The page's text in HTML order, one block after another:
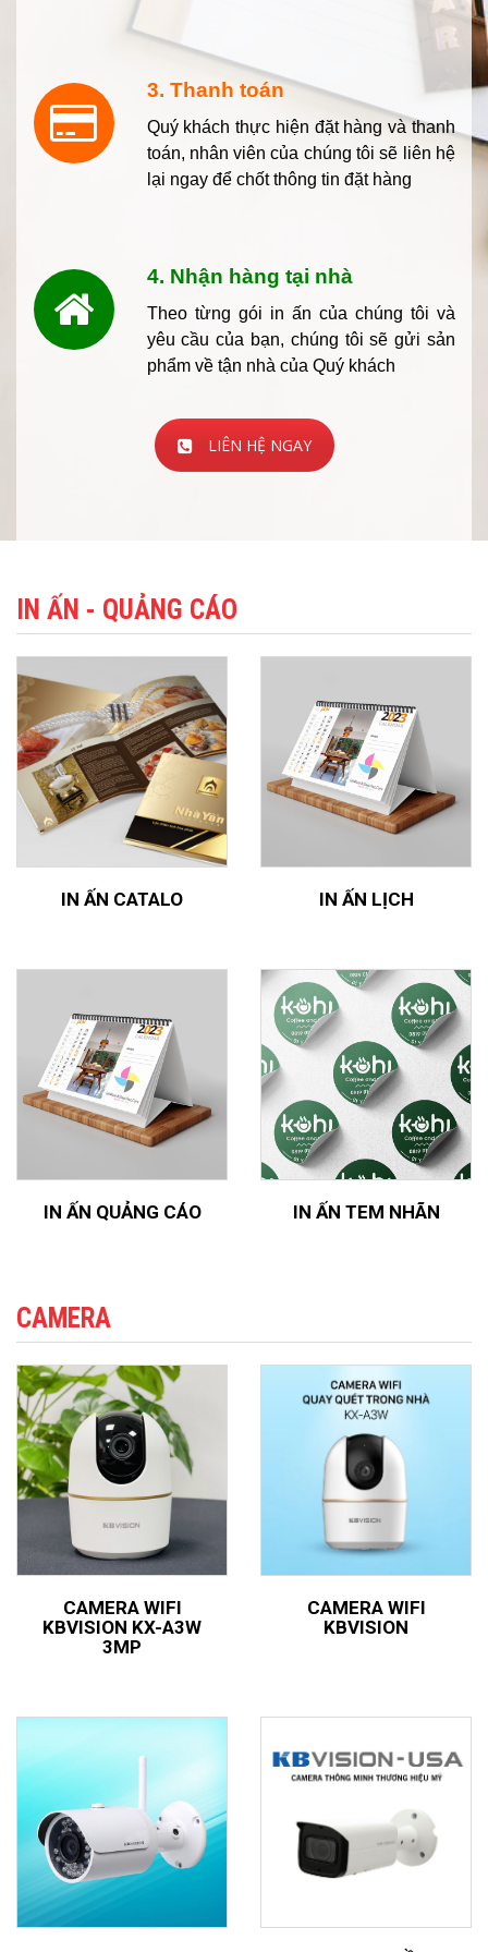
3. Thanh toán
Quý khách thực hiện đặt hàng và thanh
toán, nhân viên của chúng tôi sẽ liên hệ
lại ngay để chốt thông tin đặt hàng
4. Nhận hàng tại nhà
Theo từng gói in ấn của chúng tôi và
yêu cầu của bạn, chúng tôi sẽ gửi sản
phẩm về tận nhà của Quý khách
LIÊN HỆ NGAY
IN ẤN - QUẢNG CÁO
IN ẤN CATALO IN ẤN LỊCH
IN ẤN QUẢNG CÁO IN ẤN TEM NHÃN
CAMERA
CAMERA WIFI
KBVISION KX-A3W
3MP
CAMERA WIFI
KBVISION